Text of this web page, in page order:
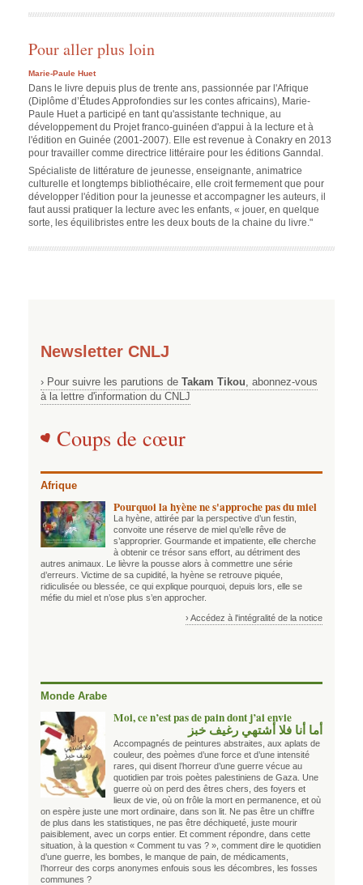
Pour aller plus loin
Marie-Paule Huet
Dans le livre depuis plus de trente ans, passionnée par l'Afrique
(Diplôme d’Études Approfondies sur les contes africains), Marie-
Paule Huet a participé en tant qu'assistante technique, au
développement du Projet franco-guinéen d'appui à la lecture et à
l'édition en Guinée (2001-2007). Elle est revenue à Conakry en 2013
pour travailler comme directrice littéraire pour les éditions Ganndal.
Spécialiste de littérature de jeunesse, enseignante, animatrice
culturelle et longtemps bibliothécaire, elle croit fermement que pour
développer l'édition pour la jeunesse et accompagner les auteurs, il
faut aussi pratiquer la lecture avec les enfants, « jouer, en quelque
sorte, les équilibristes entre les deux bouts de la chaine du livre."
Newsletter CNLJ
› Pour suivre les parutions de Takam Tikou , abonnez-vous
à la lettre d'information du CNLJ
Coups de cœur
Afrique
Pourquoi la hyène ne s'approche pas du miel
La hyène, attirée par la perspective d’un festin,
convoite une réserve de miel qu’elle rêve de
s’approprier. Gourmande et impatiente, elle cherche
à obtenir ce trésor sans effort, au détriment des
autres animaux. Le lièvre la pousse alors à commettre une série
d’erreurs. Victime de sa cupidité, la hyène se retrouve piquée,
ridiculisée ou blessée, ce qui explique pourquoi, depuis lors, elle se
méfie du miel et n’ose plus s’en approcher.
› Accédez à l'intégralité de la notice
Monde Arabe
Moi, ce n’est pas de pain dont j’ai envie
أما أنا فلا أشتهي رغيف خبز
Accompagnés de peintures abstraites, aux aplats de
couleur, des poèmes d’une force et d’une intensité
rares, qui disent l’horreur d’une guerre vécue au
quotidien par trois poètes palestiniens de Gaza. Une
guerre où on perd des êtres chers, des foyers et
lieux de vie, où on frôle la mort en permanence, et où
on espère juste une mort ordinaire, dans son lit. Ne pas être un chiffre
de plus dans les statistiques, ne pas être déchiqueté, juste mourir
paisiblement, avec un corps entier. Et comment répondre, dans cette
situation, à la question « Comment tu vas ? », comment dire le quotidien
d’une guerre, les bombes, le manque de pain, de médicaments,
l’horreur des corps anonymes enfouis sous les décombres, les fosses
communes ?